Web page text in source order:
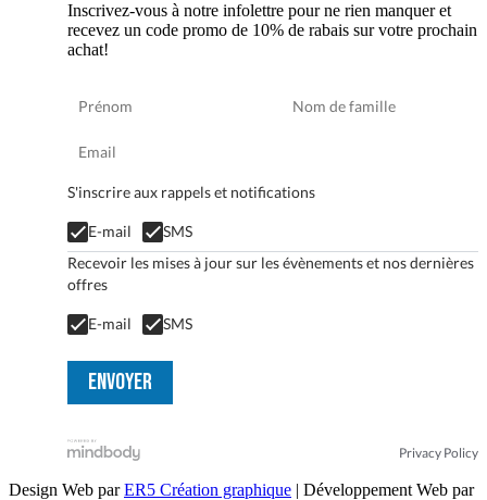
Inscrivez-vous à notre infolettre pour ne rien manquer et
recevez un code promo de 10% de rabais sur votre prochain
achat!
S'inscrire aux rappels et notifications
E-mail
SMS
Recevoir les mises à jour sur les évènements et nos dernières
offres
E-mail SMS
Privacy Policy
Design Web parER5 Création graphique | Développement Web par